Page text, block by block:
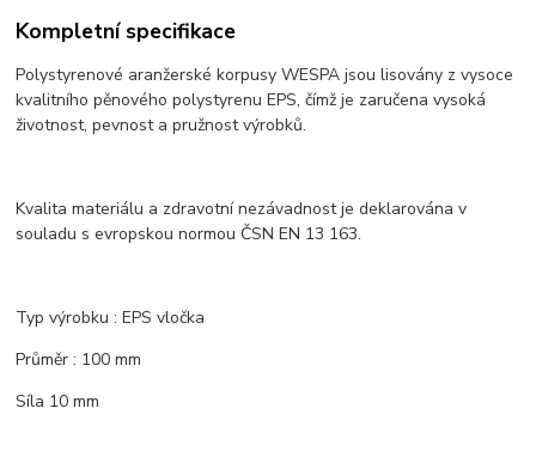
Kompletní specifikace
Polystyrenové aranžerské korpusy WESPA jsou lisovány z vysoce
kvalitního pěnového polystyrenu EPS, čímž je zaručena vysoká
životnost, pevnost a pružnost výrobků.
Kvalita materiálu a zdravotní nezávadnost je deklarována v
souladu s evropskou normou ČSN EN 13 163.
Typ výrobku : EPS vločka
Průměr : 100 mm
Síla 10 mm